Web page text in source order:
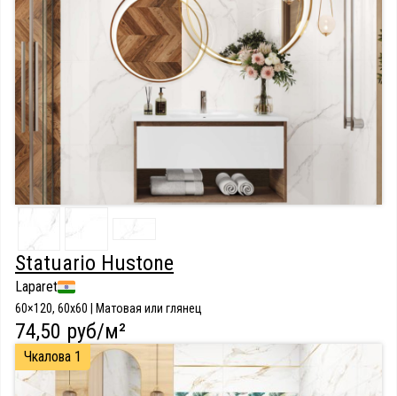
Statuario Hustone
Laparet
60×120, 60x60 | Матовая или глянец
74,50 руб/м²
Чкалова 1